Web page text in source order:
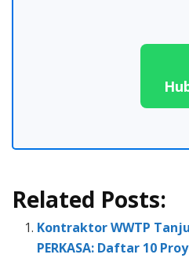
Related Posts:
Kontraktor WWTP
PERKASA: Daftar 10